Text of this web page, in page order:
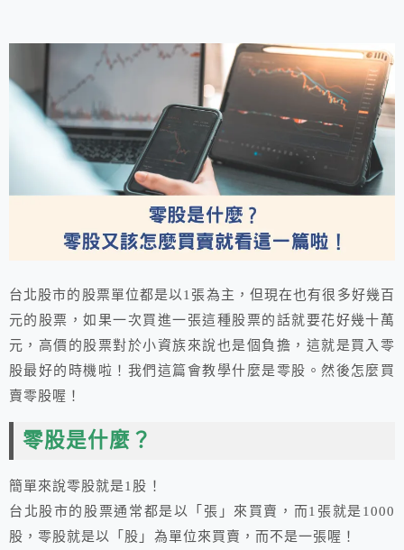
台北股市的股票單位都是以1張為主，但現在也有很多好幾百
元的股票，如果一次買進一張這種股票的話就要花好幾十萬
元，高價的股票對於小資族來說也是個負擔，這就是買入零
股最好的時機啦！我們這篇會教學什麼是零股。然後怎麼買
賣零股喔！
零股是什麼？
簡單來說零股就是1股！
台北股市的股票通常都是以「張」來買賣，而1張就是1000
股，零股就是以「股」為單位來買賣，而不是一張喔！